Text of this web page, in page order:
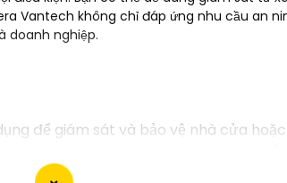
Vantech không chỉ đáp ứng nhu cầu an
doanh nghiệp.
để giám sát và bảo vệ nhà cửa